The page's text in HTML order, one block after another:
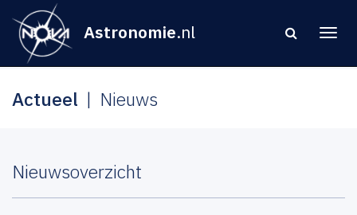
Astronomie.nl
Actueel Nieuws
Nieuwsoverzicht